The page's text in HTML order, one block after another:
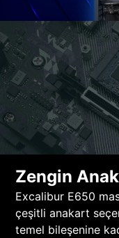
Zengin
Excalibur E650
çeşitli anakart
temel bileşenine